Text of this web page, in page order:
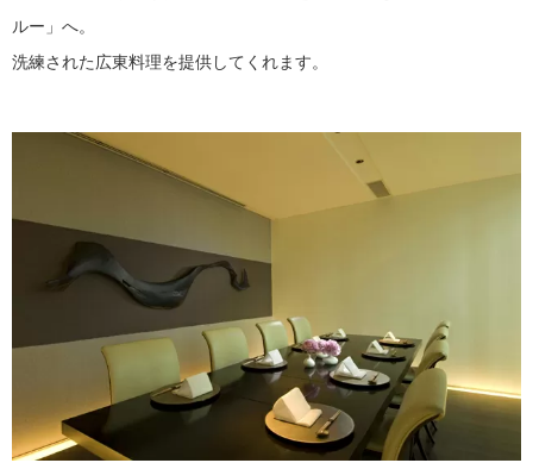
ルー」へ。
洗練された広東料理を提供してくれます。